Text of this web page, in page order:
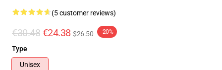
(5 customer reviews)
€30.48 €24.38 $26.50 -20%
Type
Unisex